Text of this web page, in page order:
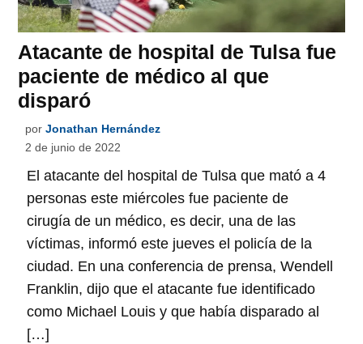
Atacante de hospital de Tulsa fue
paciente de médico al que
disparó
por Jonathan Hernández
2 de junio de 2022
El atacante del hospital de Tulsa que mató a 4
personas este miércoles fue paciente de
cirugía de un médico, es decir, una de las
víctimas, informó este jueves el policía de la
ciudad. En una conferencia de prensa, Wendell
Franklin, dijo que el atacante fue identificado
como Michael Louis y que había disparado al
[…]